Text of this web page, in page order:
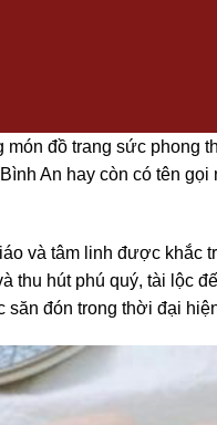
đồ trang sức phong
An hay còn có tên
và tâm linh được khắc
thu hút phú quý, tài lộc
đón trong thời đại